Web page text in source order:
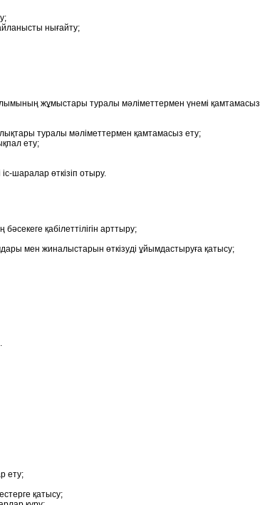
нығайту;
жұмыстары туралы мәліметтермен үнемі қамтамасыз
туралы мәліметтермен қамтамасыз ету;
ету;
шаралар өткізіп отыру.
қабiлеттілігін арттыру;
мен жиналыстарын өткізуді ұйымдастыруға қатысу;
ету;
қатысу;